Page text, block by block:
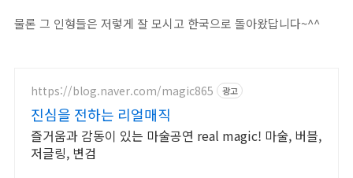
물론 그 인형들은 저렇게 잘 모시고 한국으로 돌아왔답니다~^^
https://blog.naver.com/magic865 광고
진심을 전하는 리얼매직
즐거움과 감동이 있는 마술공연 real magic! 마술, 버블,
저글링, 변검